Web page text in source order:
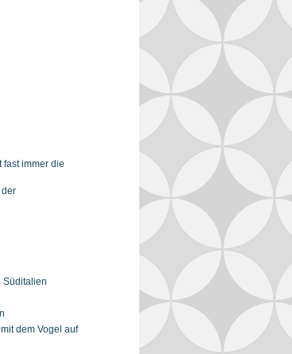
fast immer die
Süditalien
dem Vogel auf